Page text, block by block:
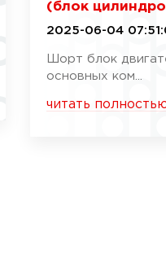
(блок
2025-06-04
Шорт блок
основных ком...
читать